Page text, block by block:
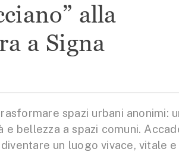
alla
a Signa
spazi urbani anonimi:
bellezza a spazi comuni.
un luogo vivace, vitale e